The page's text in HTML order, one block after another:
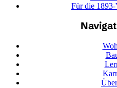
Für die 1893-